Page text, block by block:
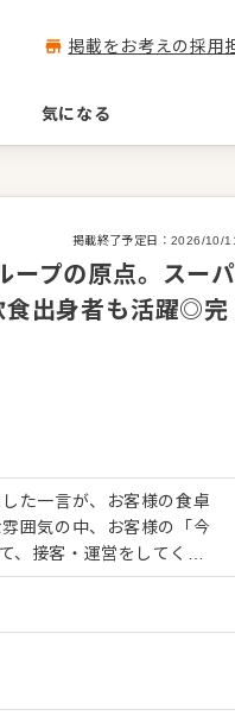
掲載をお考えの採用
気になる
掲載終了予定日： 2026/10/
ープの原点。スーパ
食出身者も活躍◎完
た一言が、お客様の食卓
囲気の中、お客様の「今
、接客・運営をしてくだ
指す当店で、クルーのよ
徐々にお教えします。未
場作りまで、幅広い業務
縛られず、売場をプロデュ